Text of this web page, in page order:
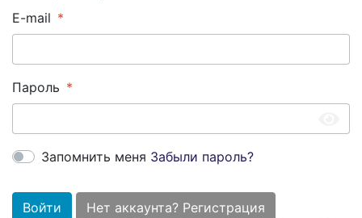
E-mail
Пароль
Запомнить меня Забыли пароль?
Войти Нет аккаунта? Регистрация